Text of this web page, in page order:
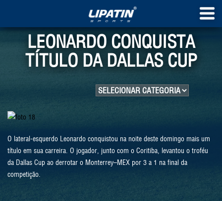
LEONARDO CONQUISTA
TÍTULO DA DALLAS CUP
O lateral-esquerdo Leonardo conquistou na noite deste domingo mais um
título em sua carreira. O jogador, junto com o Coritiba, levantou o troféu
da Dallas Cup ao derrotar o Monterrey–MEX por 3 a 1 na final da
competição.